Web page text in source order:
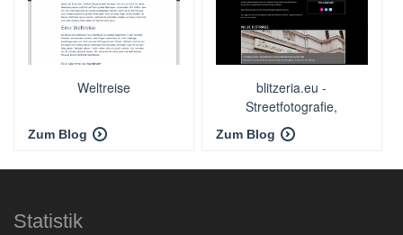
Weltreise
Zum Blog
blitzeria.eu -
Streetfotografie,
Landschaftsfotografie,
Reiseberichte
Zum Blog
Statistik